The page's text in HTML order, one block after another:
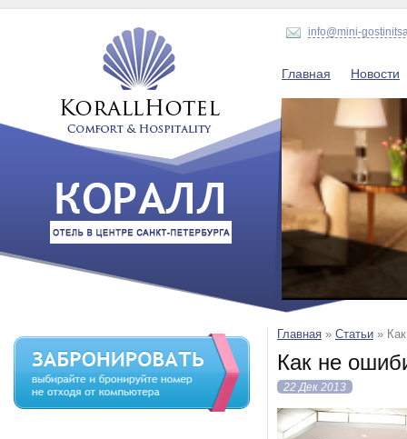
info@mini-
Главная Новости
Главная » Статьи »
Как не
22 Дек 2013